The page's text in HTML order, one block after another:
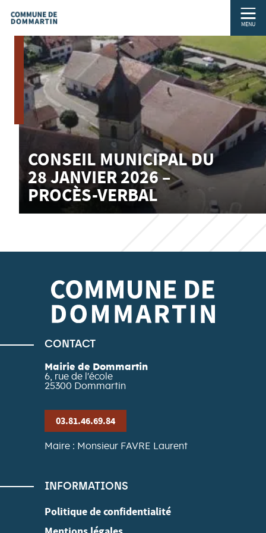
MENU
CONSEIL MUNICIPAL DU
28 JANVIER 2026 –
PROCÈS-VERBAL
CONTACT
Mairie de Dommartin
6, rue de l'école
25300 Dommartin
03.81.46.69.84
Maire : Monsieur FAVRE Laurent
INFORMATIONS
Politique de confidentialité